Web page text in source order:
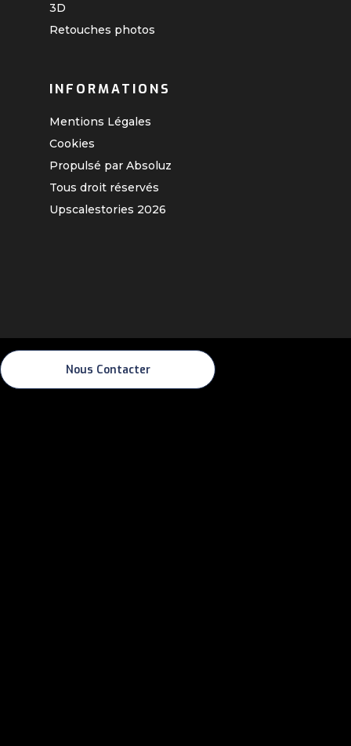
3D
Retouches photos
INFORMATIONS
Mentions Légales
Cookies
Propulsé par Absoluz
Tous droit réservés
Upscalestories 2026
Nous Contacter